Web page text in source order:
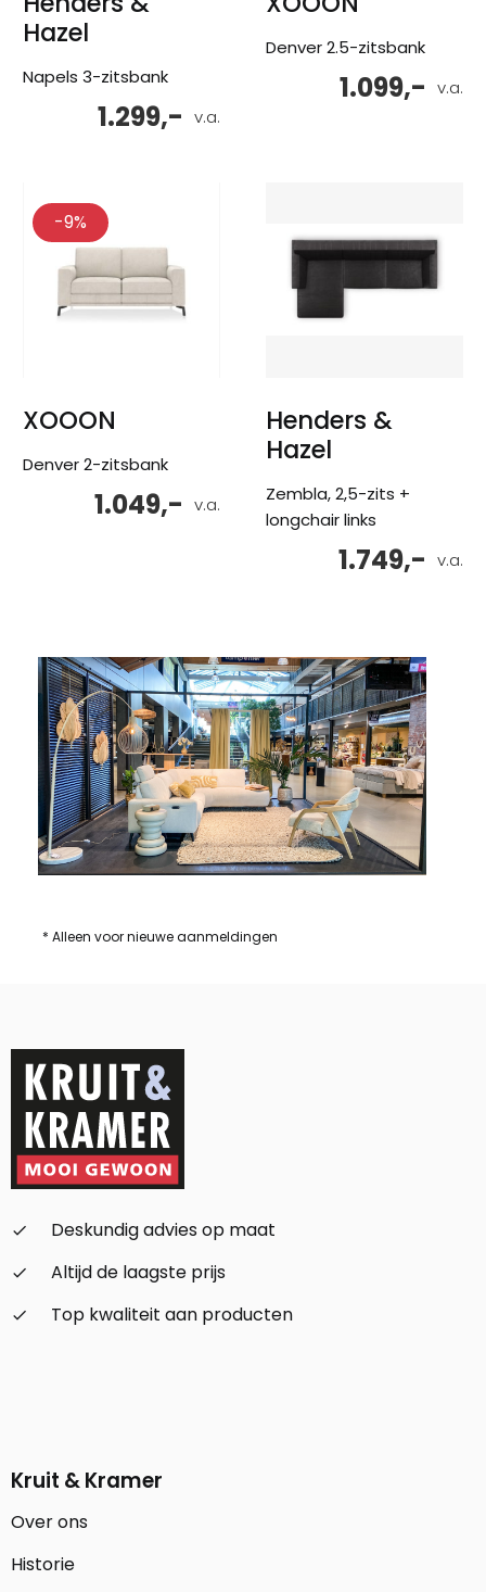
Hazel
Napels 3-zitsbank
v.a.
1.299,-
Denver 2.5-zitsbank
v.a.
1.099,-
-9%
XOOON
Denver 2-zitsbank
v.a.
1.049,-
Henders &
Hazel
Zembla, 2,5-zits +
longchair links
v.a.
1.749,-
* Alleen voor nieuwe aanmeldingen
check_small
Deskundig advies op maat
check_small
Altijd de laagste prijs
check_small
Top kwaliteit aan producten
Kruit & Kramer
Over ons
Historie